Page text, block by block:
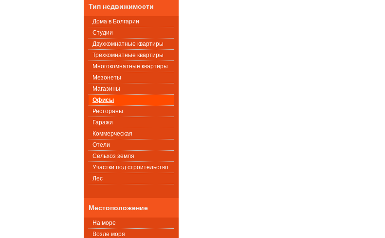
Тип недвижимости
Дома в Болгарии
Студии
Двухкомнатные квартиры
Трёхкомнатные квартиры
Многокомнатные квартиры
Мезонеты
Магазины
Офисы
Рестораны
Гаражи
Коммерческая
Oтели
Сельхоз земля
Участки под строительство
Лес
Местоположение
На море
Возле моря